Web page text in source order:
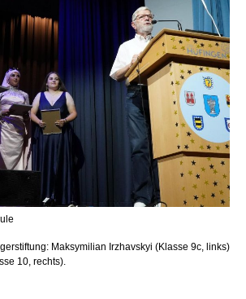
Maksymilian Irzhavskyi (Klasse 9c, links)
10, rechts).